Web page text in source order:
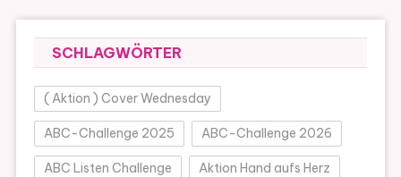
SCHLAGWÖRTER
( Aktion ) Cover Wednesday
ABC-Challenge 2025 ABC-Challenge 2026
ABC Listen Challenge Aktion Hand aufs Herz